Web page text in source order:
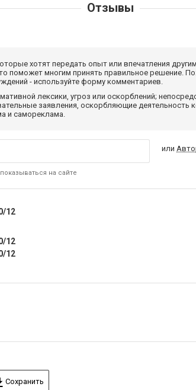
Отзывы
хотят передать опыт или впечатления
поможет многим принять правильное решение.
- используйте форму комментариев.
лексики, угроз или оскорблений;
заявления, оскорбляющие деятельность
и самореклама.
на сайте
или
12
12
12
Сохранить